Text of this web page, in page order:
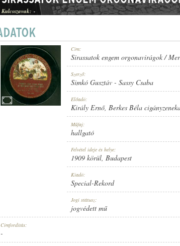
HALLGATÓ
1909 KÖRÜL
Kulcsszavak: -
Cím:
Sirassatok engem orgonavirágok /
Szerző:
Simkó Gusztáv - Sassy Csaba
Előadó:
Király Ernő, Berkes Béla
Műfaj:
hallgató
Felvétel ideje és helye:
1909 körül, Budapest
Kiadó:
Special-Rekord
Jogi státusz:
jogvédett mű
Címfordítás:
-